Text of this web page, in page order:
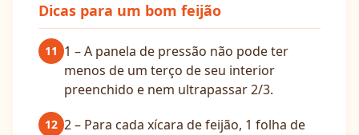
Dicas para um bom feijão
11 1 – A panela de pressão não pode ter
menos de um terço de seu interior
preenchido e nem ultrapassar 2/3.
12 2 – Para cada xícara de feijão, 1 folha de